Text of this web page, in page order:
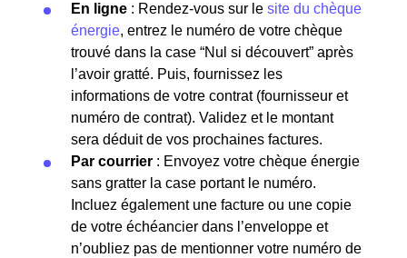
En ligne : Rendez-vous sur le site du chèque
énergie, entrez le numéro de votre chèque
trouvé dans la case “Nul si découvert” après
l’avoir gratté. Puis, fournissez les
informations de votre contrat (fournisseur et
numéro de contrat). Validez et le montant
sera déduit de vos prochaines factures.
Par courrier : Envoyez votre chèque énergie
sans gratter la case portant le numéro.
Incluez également une facture ou une copie
de votre échéancier dans l’enveloppe et
n’oubliez pas de mentionner votre numéro de